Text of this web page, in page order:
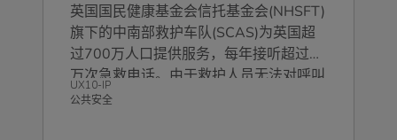
英国国民健康基金会信托基金会(NHSFT)
旗下的中南部救护车队(SCAS)为英国超
过700万人口提供服务，每年接听超过50
万次急救电话。由于救护人员无法对呼叫
进行预测，因此他们必须随时为任何可能
UX10-IP
公共安全